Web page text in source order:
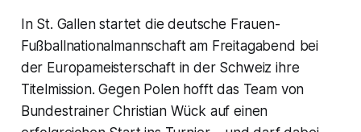
In St. Gallen startet die deutsche Frauen-
Fußballnationalmannschaft am Freitagabend bei
der Europameisterschaft in der Schweiz ihre
Titelmission. Gegen Polen hofft das Team von
Bundestrainer Christian Wück auf einen